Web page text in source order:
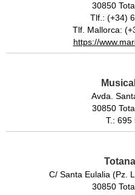
30850
Tlf.: (+34)
Tlf. Mallorca:
https://
Avda.
30850
T.: 695
C/ Santa Eulalia (Pz.
30850